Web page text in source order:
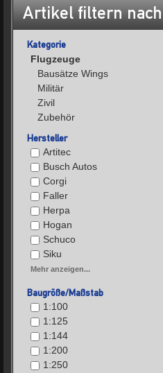
Artikel filtern nach
Kategorie
Flugzeuge
Bausätze Wings
Militär
Zivil
Zubehör
Hersteller
Artitec
Busch Autos
Corgi
Faller
Herpa
Hogan
Schuco
Siku
Mehr anzeigen...
Baugröße/Maßstab
1:100
1:125
1:144
1:200
1:250